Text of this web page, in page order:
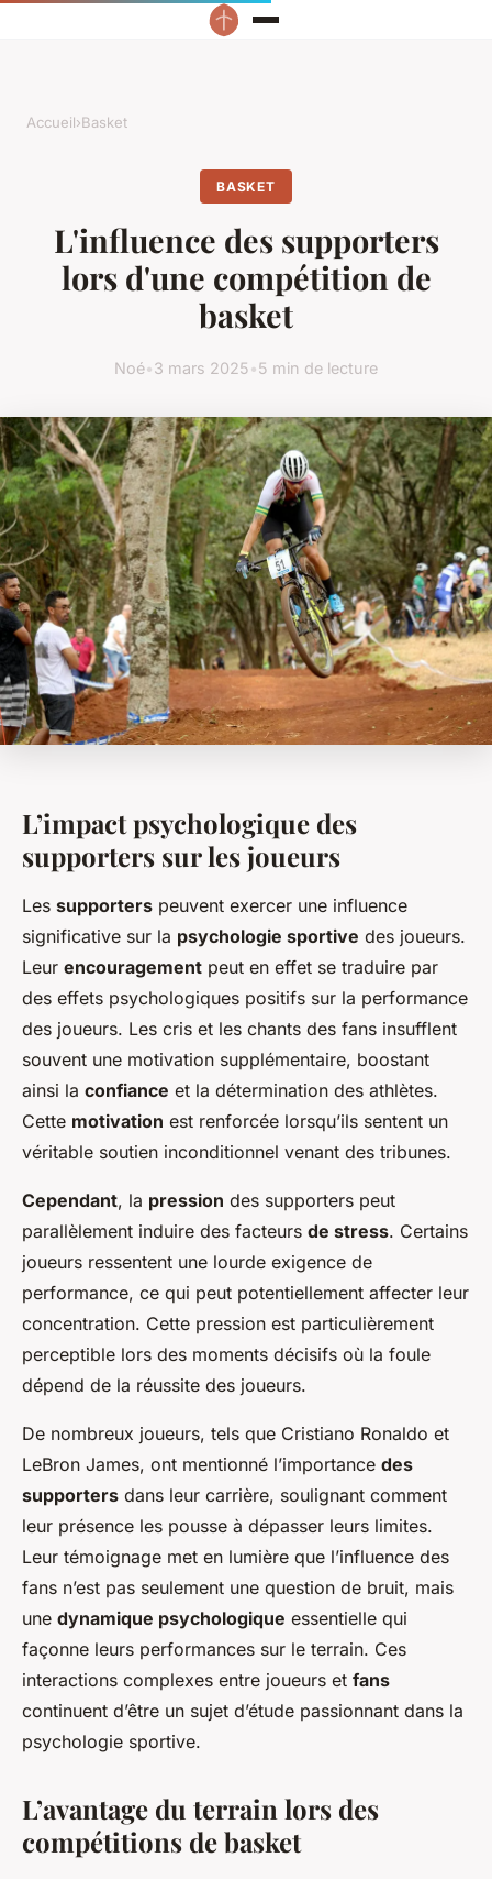
Accueil›Basket
BASKET
L'influence des supporters
lors d'une compétition de
basket
Noé•3 mars 2025•5 min de lecture
L’impact psychologique des
supporters sur les joueurs
Les supporters peuvent exercer une influence
significative sur la psychologie sportive des joueurs.
Leur encouragement peut en effet se traduire par
des effets psychologiques positifs sur la performance
des joueurs. Les cris et les chants des fans insufflent
souvent une motivation supplémentaire, boostant
ainsi la confiance et la détermination des athlètes.
Cette motivation est renforcée lorsqu’ils sentent un
véritable soutien inconditionnel venant des tribunes.
Cependant, la pression des supporters peut
parallèlement induire des facteurs de stress. Certains
joueurs ressentent une lourde exigence de
performance, ce qui peut potentiellement affecter leur
concentration. Cette pression est particulièrement
perceptible lors des moments décisifs où la foule
dépend de la réussite des joueurs.
De nombreux joueurs, tels que Cristiano Ronaldo et
LeBron James, ont mentionné l’importance des
supporters dans leur carrière, soulignant comment
leur présence les pousse à dépasser leurs limites.
Leur témoignage met en lumière que l’influence des
fans n’est pas seulement une question de bruit, mais
une dynamique psychologique essentielle qui
façonne leurs performances sur le terrain. Ces
interactions complexes entre joueurs et fans
continuent d’être un sujet d’étude passionnant dans la
psychologie sportive.
L’avantage du terrain lors des
compétitions de basket